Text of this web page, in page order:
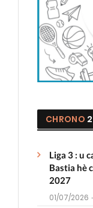
CHRONO
Liga 3 : u
Bastia hè
2027
01/07/2026